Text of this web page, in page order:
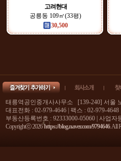
고려현대
공릉동 109㎡(33평)
30,500
태릉역공인중개사사무소 [139-240] 서울
대표전화 : 02-979-4646 | 팩스 : 02-979-4648
부동산등록번호 : 92333000-05060 | 사업
Copyrightⓒ 2026 https://blog.naver.com/9794646. All